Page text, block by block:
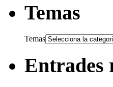
Temas
Temas
Entrades